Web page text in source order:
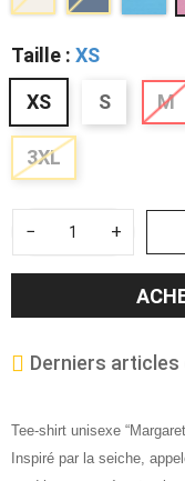
Tee-shirt unisexe
Inspiré par la seiche,
Taille : XS
XS
S M
3XL
− +
Derniers